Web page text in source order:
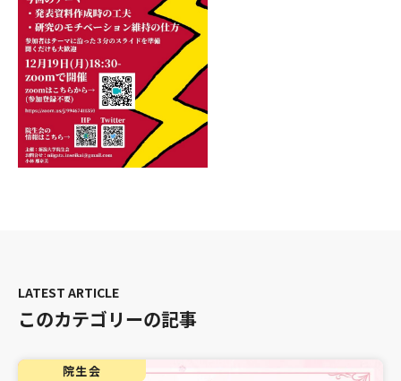
このカテゴリーの記事
院生会